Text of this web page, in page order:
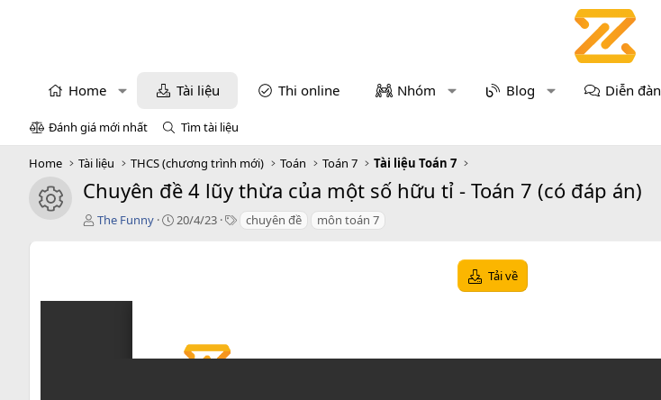
Home Tài liệu Thi online Nhóm Blog Diễn đàn
Đánh giá mới nhất Tìm tài liệu
Home Tài liệu THCS (chương trình mới) Toán Toán 7 Tài liệu Toán 7
icon tài liệu
Chuyên đề 4 lũy thừa của một số hữu tỉ - Toán 7 (có đáp án)
T
ả
The Funny
C
20/4/23
T chuyên đề môn toán 7
Tải về